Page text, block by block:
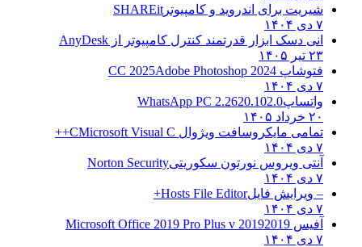
شیریت برای اندروید و کامپیوتر SHAREit
۷ دی ۱۴۰۴
انی دسک ابزار قدرتمند کنترل کامپیوتر از AnyDesk
۲۳ تیر ۱۴۰۵
فتوشاپ CC 2025 Adobe Photoshop 2024
۷ دی ۱۴۰۴
واتساپWhatsApp PC 2.2620.102.0
۲۰ خرداد ۱۴۰۵
تمامی مایکروسافت ویژوال C Microsoft Visual C++
۷ دی ۱۴۰۴
آنتی ویروس نورتون سکوریتیNorton Security
۷ دی ۱۴۰۴
– ویرایش فایلHosts File Editor+
۷ دی ۱۴۰۴
آفیس 2019 2019 Microsoft Office 2019 Pro Plus v
۷ دی ۱۴۰۴